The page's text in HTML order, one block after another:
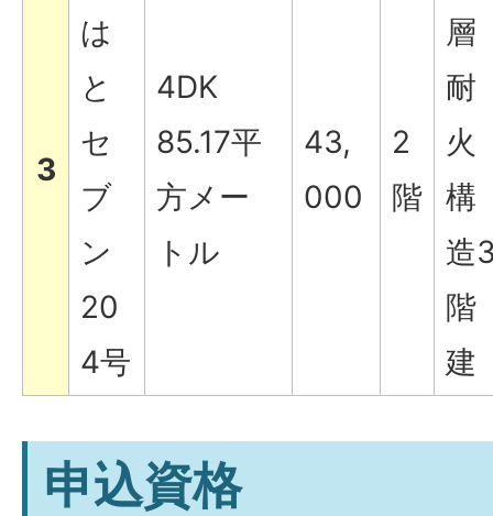
3
は
と
セ
ブ
ン
20
4号
4DK
85.17平
方メー
トル
43,
000
2
階
層
耐
火
構
造
階
建
申込資格